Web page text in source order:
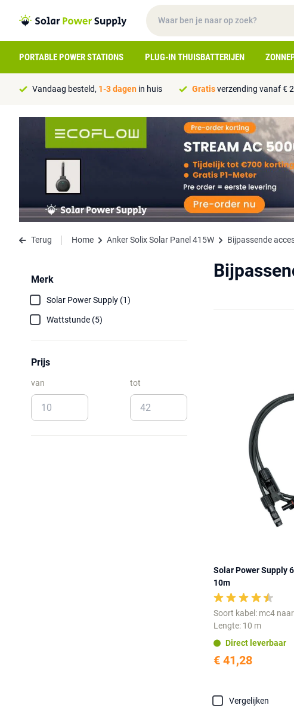
PORTABLE POWER STATIONS PLUG-IN THUISBATTERIJEN
Vandaag besteld, 1-3 dagen in huis Gratisverzending vanaf €
Terug Home Anker Solix Solar Panel 415W Bijpassende
Merk
Solar Power Supply (1)
Wattstunde (5)
Prijs
van tot
Solar Power Supply
10m
Soort kabel: mc4
Lengte: 10 m
Direct leverbaar
€ 41,28
Vergelijken